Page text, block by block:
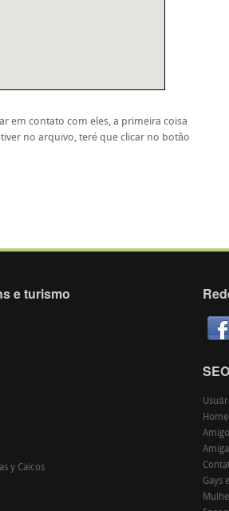
em contato com eles, a primeira coisa
no arquivo, teré que clicar no botâo
e turismo
y Caicos
SEO
Gays